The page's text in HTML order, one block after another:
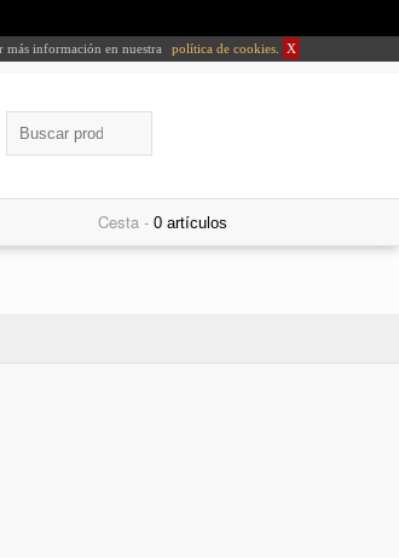
más información en nuestra política de cookies X
Cesta -